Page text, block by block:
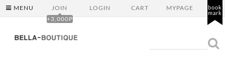
MENU
JOIN
+3,000P
LOGIN CART MYPAGE
book
mark